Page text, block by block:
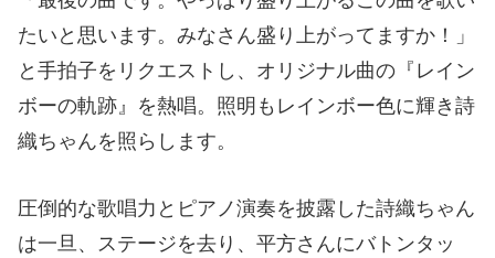
たいと思います。みなさん盛り上がってますか！」
と手拍子をリクエストし、オリジナル曲の『レイン
ボーの軌跡』を熱唱。照明もレインボー色に輝き詩
織ちゃんを照らします。
圧倒的な歌唱力とピアノ演奏を披露した詩織ちゃん
は一旦、ステージを去り、平方さんにバトンタッ